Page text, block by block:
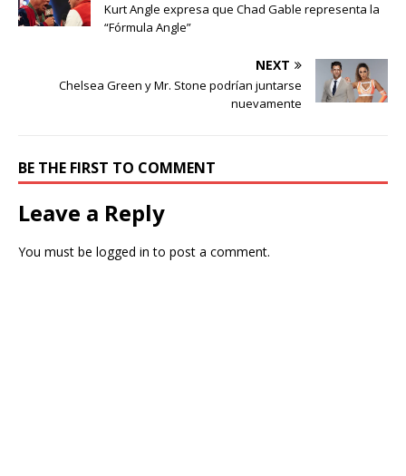
Kurt Angle expresa que Chad Gable representa la
“Fórmula Angle”
NEXT
Chelsea Green y Mr. Stone podrían juntarse
nuevamente
BE THE FIRST TO COMMENT
Leave a Reply
You must be logged in to post a comment.